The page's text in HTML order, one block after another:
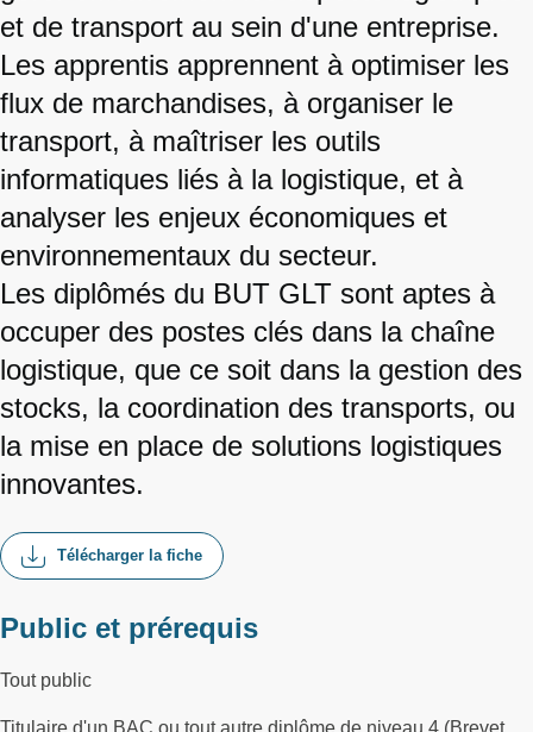
et de transport au sein d'une entreprise.
Les apprentis apprennent à optimiser les
flux de marchandises, à organiser le
transport, à maîtriser les outils
informatiques liés à la logistique, et à
analyser les enjeux économiques et
environnementaux du secteur.
Les diplômés du BUT GLT sont aptes à
occuper des postes clés dans la chaîne
logistique, que ce soit dans la gestion des
stocks, la coordination des transports, ou
la mise en place de solutions logistiques
innovantes.
Télécharger la fiche
Public et prérequis
Tout public
Titulaire d'un BAC ou tout autre diplôme de niveau 4 (Brevet